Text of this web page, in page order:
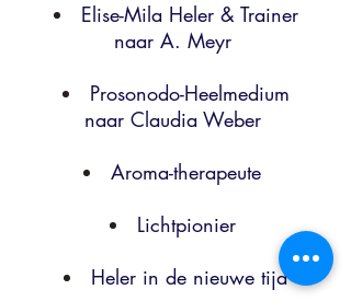
Elise-Mila Heler & Trainer
naar A. Meyr
Prosonodo-Heelmedium
naar Claudia Weber
Aroma-therapeute
Lichtpionier
Heler in de nieuwe tijd